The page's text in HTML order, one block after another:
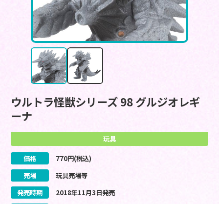
ウルトラ怪獣シリーズ 98 グルジオレギ
ーナ
玩具
価格 770円(税込)
売場
玩具売場等
発売時期
2018年11月3日発売